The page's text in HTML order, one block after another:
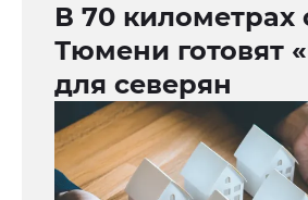
В 70 километрах
Тюмени готовят
для северян